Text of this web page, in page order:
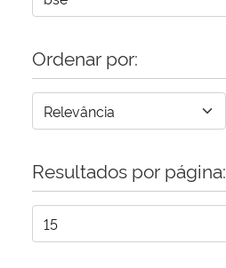
Ordenar por:
Resultados por página: